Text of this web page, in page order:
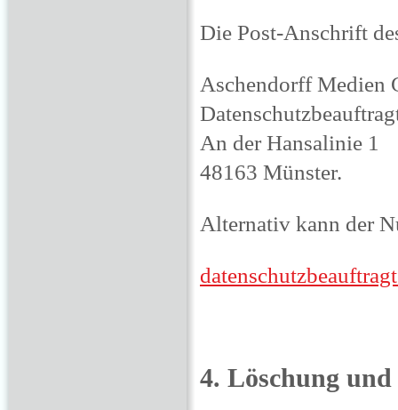
Die Post-Anschrift
Aschendorff Medien
An der Hansalinie 1
48163 Münster.
Alternativ kann der
4. Löschung und